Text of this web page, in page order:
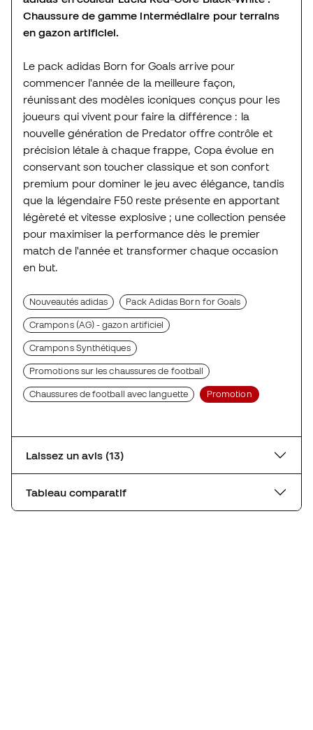
Chaussure de gamme intermédiaire pour terrains
en gazon artificiel.
Le pack adidas Born for Goals arrive pour
commencer l'année de la meilleure façon,
réunissant des modèles iconiques conçus pour les
joueurs qui vivent pour faire la différence : la
nouvelle génération de Predator offre contrôle et
précision létale à chaque frappe, Copa évolue en
conservant son toucher classique et son confort
premium pour dominer le jeu avec élégance, tandis
que la légendaire F50 reste présente en apportant
légèreté et vitesse explosive ; une collection pensée
pour maximiser la performance dès le premier
match de l'année et transformer chaque occasion
en but.
Nouveautés adidas Pack Adidas Born for Goals
Crampons (AG) - gazon artificiel
Crampons Synthétiques
Promotions sur les chaussures de football
Chaussures de football avec languette Promotion
Laissez un avis (13)
Tableau comparatif